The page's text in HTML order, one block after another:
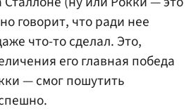
говорит, что ради нее
что-то сделал. Это,
его главная победа
— смог пошутить